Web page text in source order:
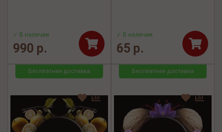
✓ В наличии
990 р.
✓ В наличии
65 р.
Бесплатная доставка Бесплатная доставка